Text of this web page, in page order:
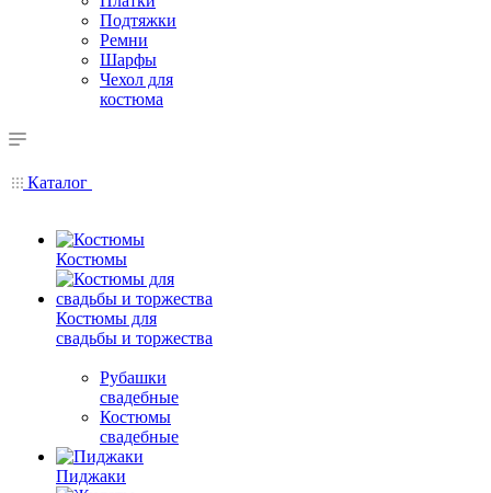
Подтяжки
Ремни
Шарфы
Чехол для
костюма
Каталог
Костюмы
Костюмы для
свадьбы и торжества
Рубашки
свадебные
Костюмы
свадебные
Пиджаки